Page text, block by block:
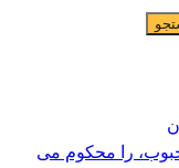
را محکوم می